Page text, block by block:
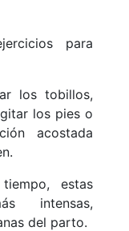
para
los tobillos,
los pies o
acostada
estas
intensas,
del parto.